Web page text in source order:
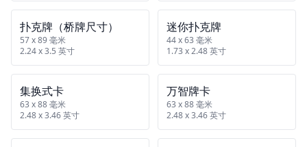
扑克牌（桥牌尺寸）
57 x 89 毫米
2.24 x 3.5 英寸
迷你扑克牌
44 x 63 毫米
1.73 x 2.48 英寸
集换式卡
63 x 88 毫米
2.48 x 3.46 英寸
万智牌卡
63 x 88 毫米
2.48 x 3.46 英寸